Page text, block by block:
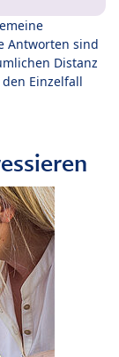
Antworten sind
Distanz
Einzelfall